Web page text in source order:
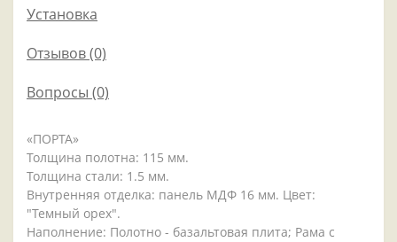
Установка
Отзывов (0)
Вопросы (0)
«ПОРТА»
Толщина полотна: 115 мм.
Толщина стали: 1.5 мм.
Внутренняя отделка: панель МДФ 16 мм. Цвет:
"Темный орех".
Наполнение: Полотно - базальтовая плита; Рама с